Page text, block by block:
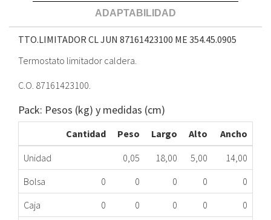
ADAPTABILIDAD
TTO.LIMITADOR CL JUN 87161423100 ME 354.45.0905
Termostato limitador caldera.
C.O. 87161423100.
Pack: Pesos (kg) y medidas (cm)
Cantidad Peso Largo Alto
Ancho
Unidad
0,05 18,00 5,00
14,00
Bolsa
0 0 0 0
0
Caja
0 0 0 0
0